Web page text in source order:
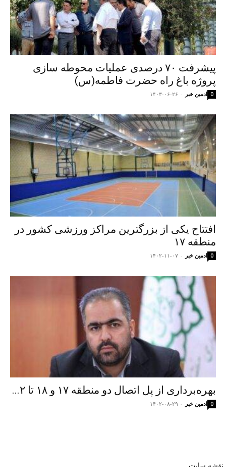
پیشرفت ۷۰ درصدی عملیات محوطه سازی
پروژه باغ راه حضرت فاطمه(س)
ادمین خبر - ۱۴۰۳-۰۶-۲۶ 0
افتتاح یکی از بزرگترین مراکز ورزشی کشور در
منطقه ۱۷
ادمین خبر - ۱۴۰۲-۱۱-۰۷ 0
بهره‌برداری از پل اتصال دو منطقه ۱۷ و ۱۸ تا ۲...
ادمین خبر - ۱۴۰۲-۰۸-۲۹ 0